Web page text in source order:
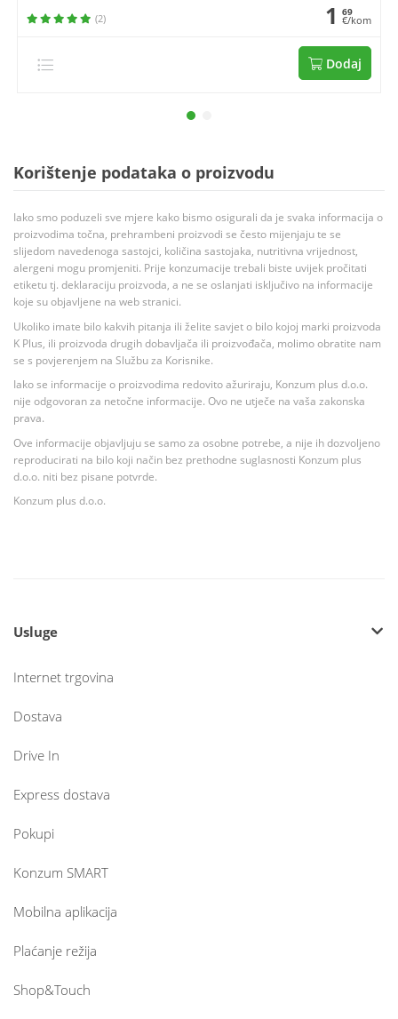
(2) 1 69
€/kom
Dodaj
Korištenje podataka o proizvodu
Iako smo poduzeli sve mjere kako bismo osigurali da je svaka informacija o
proizvodima točna, prehrambeni proizvodi se često mijenjaju te se
slijedom navedenoga sastojci, količina sastojaka, nutritivna vrijednost,
alergeni mogu promjeniti. Prije konzumacije trebali biste uvijek pročitati
etiketu tj. deklaraciju proizvoda, a ne se oslanjati isključivo na informacije
koje su objavljene na web stranici.
Ukoliko imate bilo kakvih pitanja ili želite savjet o bilo kojoj marki proizvoda
K Plus, ili proizvoda drugih dobavljača ili proizvođača, molimo obratite nam
se s povjerenjem na Službu za Korisnike.
Iako se informacije o proizvodima redovito ažuriraju, Konzum plus d.o.o.
nije odgovoran za netočne informacije. Ovo ne utječe na vaša zakonska
prava.
Ove informacije objavljuju se samo za osobne potrebe, a nije ih dozvoljeno
reproducirati na bilo koji način bez prethodne suglasnosti Konzum plus
d.o.o. niti bez pisane potvrde.
Konzum plus d.o.o.
Usluge
Internet trgovina
Dostava
Drive In
Express dostava
Pokupi
Konzum SMART
Mobilna aplikacija
Plaćanje režija
Shop&Touch